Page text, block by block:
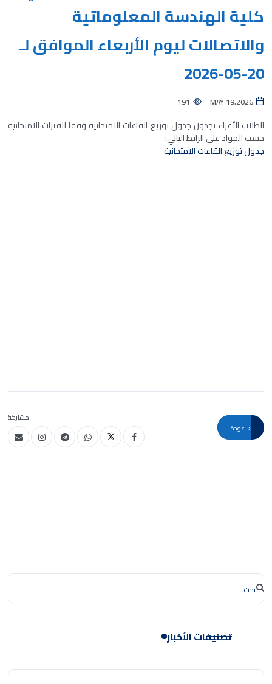
كلية الهندسة المعلوماتية
والاتصالات ليوم الأربعاء الموافق لـ
20-05-2026
MAY 19,2026
191
الطلاب الأعزاء تجدون جدول توزيع القاعات الامتحانية وفقا للفترات الامتحانية
حسب المواد على الرابط التالي:
جدول توزيع القاعات الامتحانية
مشاركة
تصنيفات الأخبار